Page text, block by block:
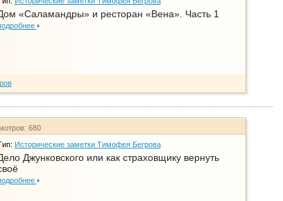
«Саламандры» и ресторан «Вена». Часть 1
680
Исторические заметки Тимофея Бегрова
Джунковского или как страховщику вернуть